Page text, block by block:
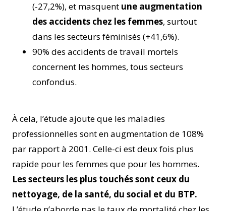
(-27,2%), et masquent une augmentation
des accidents chez les femmes, surtout
dans les secteurs féminisés (+41,6%).
90% des accidents de travail mortels
concernent les hommes, tous secteurs
confondus.
À cela, l’étude ajoute que les maladies
professionnelles sont en augmentation de 108%
par rapport à 2001. Celle-ci est deux fois plus
rapide pour les femmes que pour les hommes.
Les secteurs les plus touchés sont ceux du
nettoyage, de la santé, du social et du BTP.